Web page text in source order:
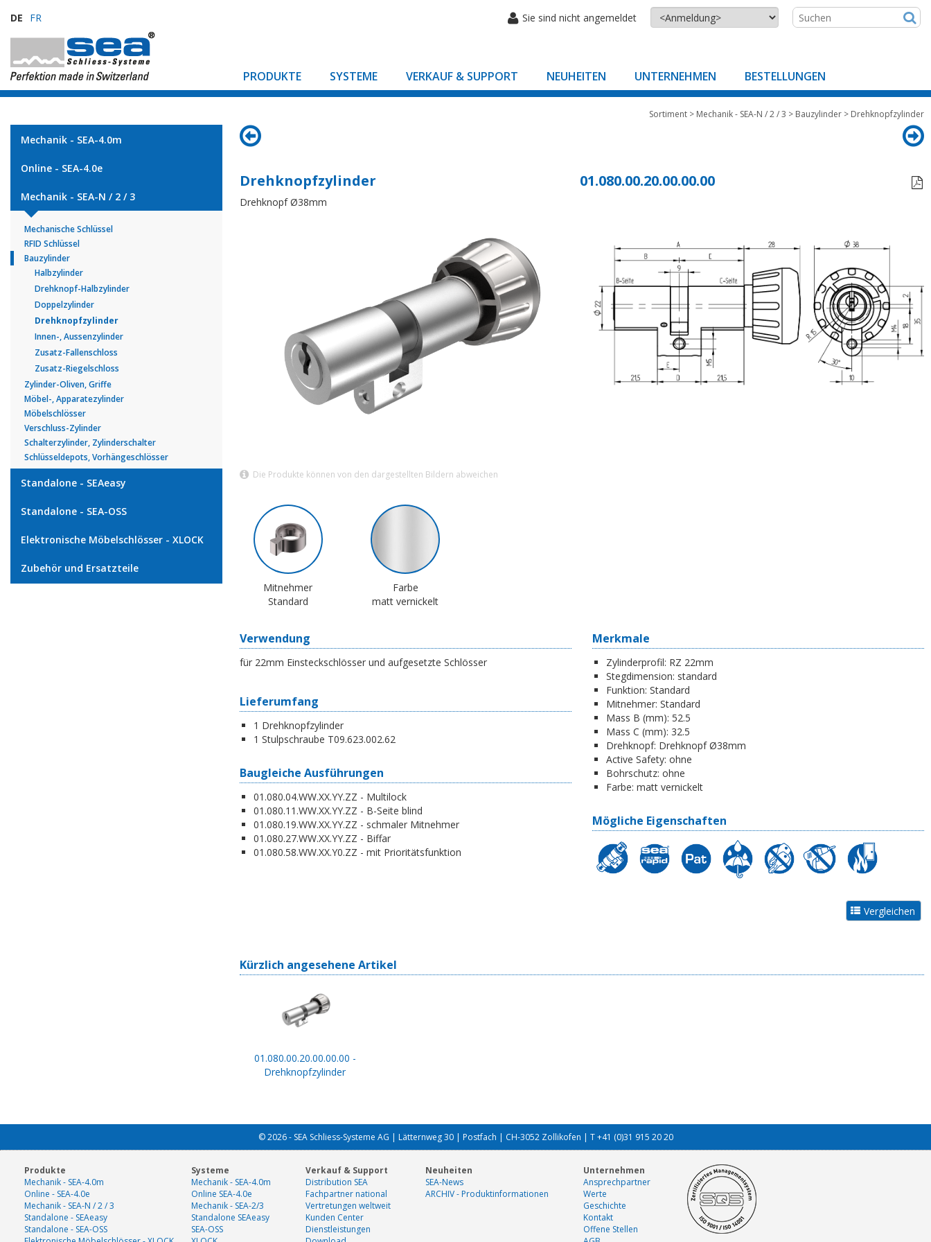
DE FR Sie sind nicht angemeldet
PRODUKTE SYSTEME VERKAUF & SUPPORT NEUHEITEN UNTERNEHMEN BESTELLUNGEN
Mechanik - SEA-4.0m
Online - SEA-4.0e
Mechanik - SEA-N / 2 / 3
Mechanische Schlüssel
RFID Schlüssel
Bauzylinder
Halbzylinder
Drehknopf-Halbzylinder
Doppelzylinder
Drehknopfzylinder
Innen-, Aussenzylinder
Zusatz-Fallenschloss
Zusatz-Riegelschloss
Zylinder-Oliven, Griffe
Möbel-, Apparatezylinder
Möbelschlösser
Verschluss-Zylinder
Schalterzylinder, Zylinderschalter
Schlüsseldepots, Vorhängeschlösser
Standalone - SEAeasy
Standalone - SEA-OSS
Elektronische Möbelschlösser - XLOCK
Zubehör und Ersatzteile
Sortiment > Mechanik - SEA-N / 2 / 3 > Bauzylinder > Drehknopfzylinder
Drehknopfzylinder 01.080.00.20.00.00.00

Drehknopf Ø38mm
Die Produkte können von den dargestellten Bildern abweichen
Mitnehmer
Standard
Farbe
matt vernickelt
Verwendung
für 22mm Einsteckschlösser und aufgesetzte Schlösser
Lieferumfang
1 Drehknopfzylinder
1 Stulpschraube T09.623.002.62
Baugleiche Ausführungen
01.080.04.WW.XX.YY.ZZ - Multilock
01.080.11.WW.XX.YY.ZZ - B-Seite blind
01.080.19.WW.XX.YY.ZZ - schmaler Mitnehmer
01.080.27.WW.XX.YY.ZZ - Biffar
01.080.58.WW.XX.Y0.ZZ - mit Prioritätsfunktion
Merkmale
Zylinderprofil: RZ 22mm
Stegdimension: standard
Funktion: Standard
Mitnehmer: Standard
Mass B (mm): 52.5
Mass C (mm): 32.5
Drehknopf: Drehknopf Ø38mm
Active Safety: ohne
Bohrschutz: ohne
Farbe: matt vernickelt
Mögliche Eigenschaften
Kürzlich angesehene Artikel
01.080.00.20.00.00.00 -
Drehknopfzylinder
© 2026 - SEA Schliess-Systeme AG | Lätternweg 30 | Postfach | CH-3052 Zollikofen | T +41 (0)31 915 20 20
Produkte
Mechanik - SEA-4.0m
Online - SEA-4.0e
Mechanik - SEA-N / 2 / 3
Standalone - SEAeasy
Standalone - SEA-OSS
Systeme
Mechanik - SEA-4.0m
Online SEA-4.0e
Mechanik - SEA-2/3
Standalone SEAeasy
SEA-OSS
Verkauf & Support
Distribution SEA
Fachpartner national
Vertretungen weltweit
Kunden Center
Dienstleistungen
Neuheiten
SEA-News
ARCHIV - Produktinformationen
Unternehmen
Ansprechpartner
Werte
Geschichte
Kontakt
Offene Stellen